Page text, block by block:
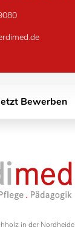
Bewerben
in der Nordheide